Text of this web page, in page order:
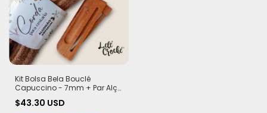
Kit Bolsa Bela Bouclé
Capuccino - 7mm + Par Alça
$43.30 USD